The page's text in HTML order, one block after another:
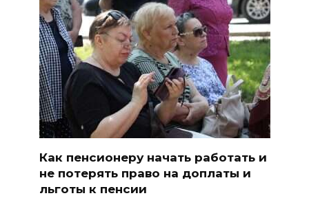
Как пенсионеру начать работать и
не потерять право на доплаты и
льготы к пенсии